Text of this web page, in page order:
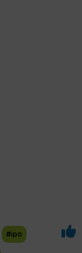
#ipo